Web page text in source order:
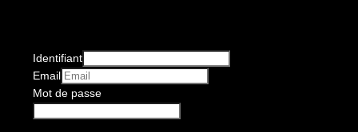
Identifiant
Email
Mot de passe